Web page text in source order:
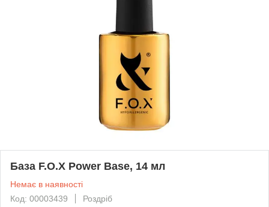
База F.O.X Power Base, 14 мл
Немає в наявності
Код: 00003439
Роздріб